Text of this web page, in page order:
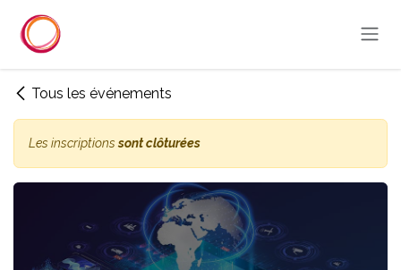
Tous les événements
Les inscriptionssont clôturées